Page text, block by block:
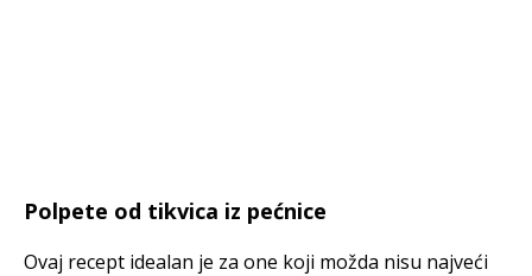
Polpete od tikvica iz pećnice
Ovaj recept idealan je za one koji možda nisu najveći